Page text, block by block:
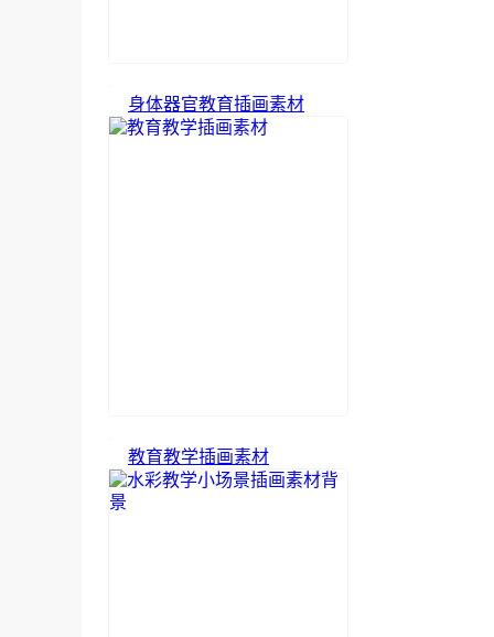
身体器官教育插画素材
教育教学插画素材